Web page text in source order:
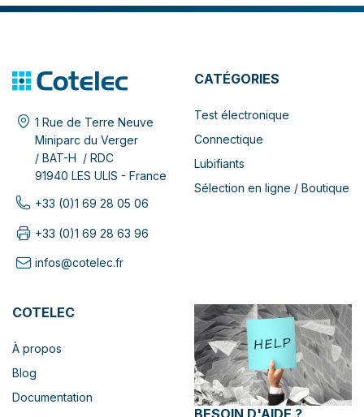
1 Rue de Terre Neuve
Miniparc du Verger
/ BAT-H / RDC
91940 LES ULIS - France
+33 (0)1 69 28 05 06
+33 (0)1 69 28 63 96
infos@cotelec.fr
CATÉGORIES
Test électronique
Connectique
Lubifiants
Sélection en ligne / Boutique
COTELEC
À propos
Blog
Documentation
BESOIN D'AIDE ?